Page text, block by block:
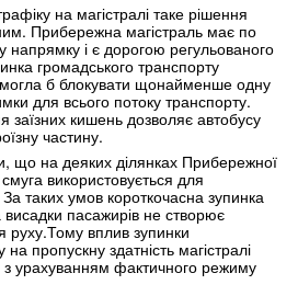
на магістралі таке рішення
Прибережна магістраль має по
напрямку і є дорогою регульованого
громадського транспорту
б блокувати щонайменше одну
для всього потоку транспорту.
кишень дозволяє автобусу
частину.
що на деяких ділянках Прибережної
використовується для
таких умов короткочасна зупинка
пасажирів не створює
руху.Тому вплив зупинки
пропускну здатність магістралі
з урахуванням фактичного режиму